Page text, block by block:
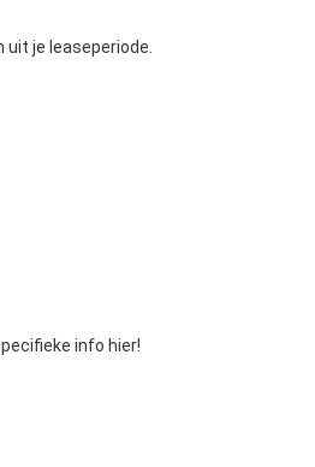
je leaseperiode.
info hier!